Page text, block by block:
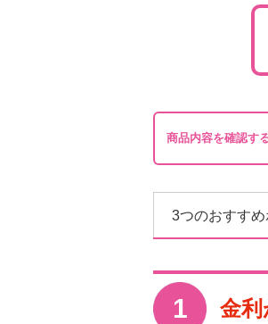
商品内容を確認す
3つのおすすめ
金利